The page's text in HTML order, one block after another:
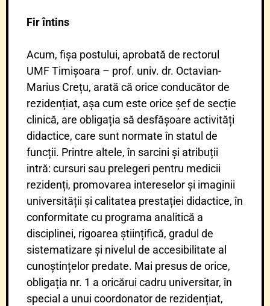
Fir întins
Acum, fișa postului, aprobată de rectorul
UMF Timișoara – prof. univ. dr. Octavian-
Marius Crețu, arată că orice conducător de
rezidențiat, așa cum este orice șef de secție
clinică, are obligația să desfășoare activități
didactice, care sunt normate în statul de
funcții. Printre altele, în sarcini și atribuții
intră: cursuri sau prelegeri pentru medicii
rezidenți, promovarea intereselor și imaginii
universității și calitatea prestației didactice, în
conformitate cu programa analitică a
disciplinei, rigoarea științifică, gradul de
sistematizare și nivelul de accesibilitate al
cunoștințelor predate. Mai presus de orice,
obligația nr. 1 a oricărui cadru universitar, în
special a unui coordonator de rezidențiat,